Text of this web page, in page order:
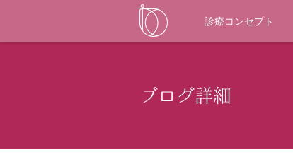
診療コンセプト
ブログ詳細